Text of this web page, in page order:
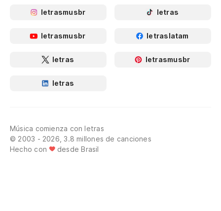
letrasmusbr letras
letrasmusbr letraslatam
letras letrasmusbr
letras
Música comienza con letras
© 2003 - 2026, 3.8 millones de canciones
Hecho con
desde Brasil